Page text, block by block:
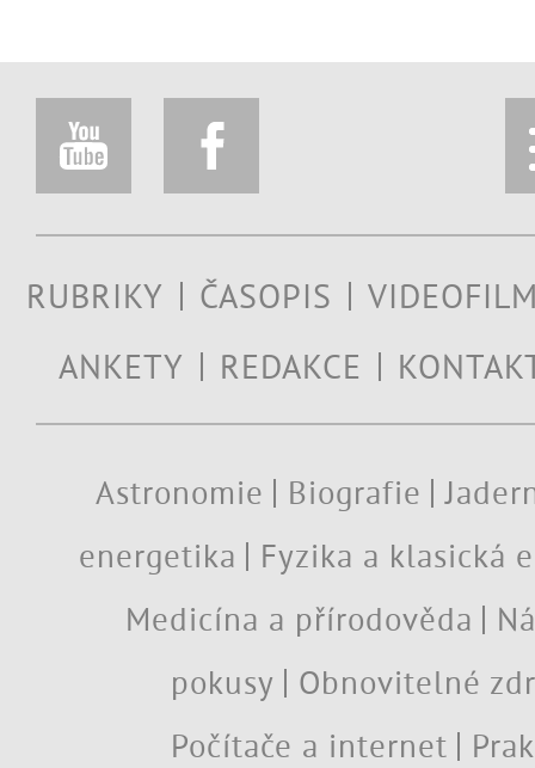
RUBRIKY ČASOPIS
ANKETY
REDAKCE
Astronomie Biografie
energetika
Fyzika a klasická
Medicína a přírodověda
pokusy
Obnovitelné
Počítače a internet